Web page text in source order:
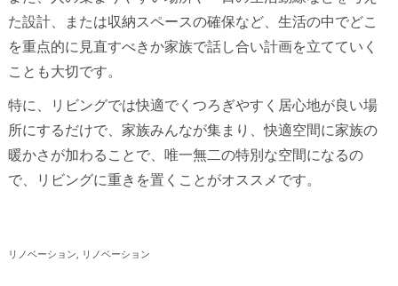
た設計、または収納スペースの確保など、生活の中でどこ
を重点的に見直すべきか家族で話し合い計画を立てていく
ことも大切です。
特に、リビングでは快適でくつろぎやすく居心地が良い場
所にするだけで、家族みんなが集まり、快適空間に家族の
暖かさが加わることで、唯一無二の特別な空間になるの
で、リビングに重きを置くことがオススメです。
リノベーション リノベーション